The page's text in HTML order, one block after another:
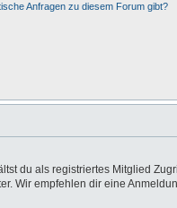
Anfragen zu diesem Forum gibt?
du als registriertes Mitglied
Wir empfehlen dir eine